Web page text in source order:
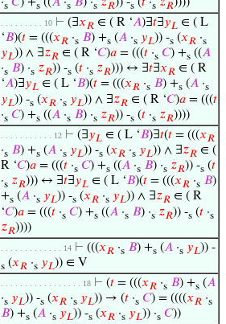
s s s s 𝑅 s s 𝑅
. . . . . . . . . 10 ⊢ (∃𝑥𝑅 ∈ ( R ‘𝐴)∃𝑡∃𝑦𝐿 ∈ ( L
‘𝐵)(𝑡 = (((𝑥𝑅 ·s 𝐵) +s (𝐴 ·s 𝑦𝐿)) -s (𝑥𝑅 ·s
𝑦𝐿)) ∧ ∃𝑧𝑅 ∈ ( R ‘𝐶)𝑎 = (((𝑡 ·s 𝐶) +s ((𝐴
·s 𝐵) ·s 𝑧𝑅)) -s (𝑡 ·s 𝑧𝑅))) ↔ ∃𝑡∃𝑥𝑅 ∈ ( R
‘𝐴)∃𝑦𝐿 ∈ ( L ‘𝐵)(𝑡 = (((𝑥𝑅 ·s 𝐵) +s (𝐴 ·s
𝑦𝐿)) -s (𝑥𝑅 ·s 𝑦𝐿)) ∧ ∃𝑧𝑅 ∈ ( R ‘𝐶)𝑎 = (((𝑡
·s 𝐶) +s ((𝐴 ·s 𝐵) ·s 𝑧𝑅)) -s (𝑡 ·s 𝑧𝑅))))
. . . . . . . . . . . 12 ⊢ (∃𝑦𝐿 ∈ ( L ‘𝐵)∃𝑡(𝑡 = (((𝑥𝑅
·s 𝐵) +s (𝐴 ·s 𝑦𝐿)) -s (𝑥𝑅 ·s 𝑦𝐿)) ∧ ∃𝑧𝑅 ∈ (
R ‘𝐶)𝑎 = (((𝑡 ·s 𝐶) +s ((𝐴 ·s 𝐵) ·s 𝑧𝑅)) -s (𝑡
·s 𝑧𝑅))) ↔ ∃𝑡∃𝑦𝐿 ∈ ( L ‘𝐵)(𝑡 = (((𝑥𝑅 ·s 𝐵)
+s (𝐴 ·s 𝑦𝐿)) -s (𝑥𝑅 ·s 𝑦𝐿)) ∧ ∃𝑧𝑅 ∈ ( R
‘𝐶)𝑎 = (((𝑡 ·s 𝐶) +s ((𝐴 ·s 𝐵) ·s 𝑧𝑅)) -s (𝑡 ·s
𝑧𝑅))))
. . . . . . . . . . . . . 14 ⊢ (((𝑥𝑅 ·s 𝐵) +s (𝐴 ·s 𝑦𝐿)) -
s (𝑥𝑅 ·s 𝑦𝐿)) ∈ V
. . . . . . . . . . . . . . . . . 18 ⊢ (𝑡 = (((𝑥𝑅 ·s 𝐵) +s (𝐴
·s 𝑦𝐿)) -s (𝑥𝑅 ·s 𝑦𝐿)) → (𝑡 ·s 𝐶) = ((((𝑥𝑅 ·s
𝐵) +s (𝐴 ·s 𝑦𝐿)) -s (𝑥𝑅 ·s 𝑦𝐿)) ·s 𝐶))